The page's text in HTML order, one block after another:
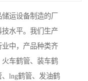
运设备制造的厂
水平。我们生产
中，产品种类齐
车鹤管、装车鹤
lng鹤管、发油鹤